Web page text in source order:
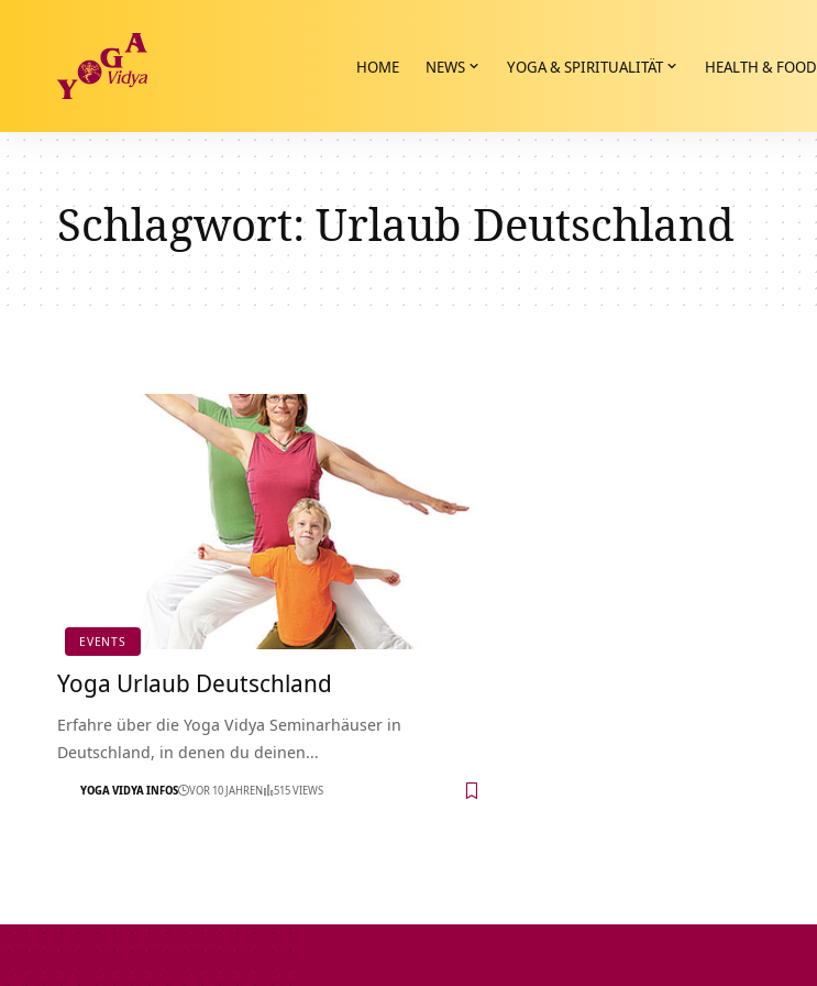
HOME NEWS YOGA & SPIRITUALITÄT HEALTH & FOOD
Schlagwort:Urlaub Deutschland
EVENTS
Yoga Urlaub Deutschland
Erfahre über die Yoga Vidya Seminarhäuser in
Deutschland, in denen du deinen…
YOGA VIDYA INFOS VOR 10 JAHREN 515 VIEWS